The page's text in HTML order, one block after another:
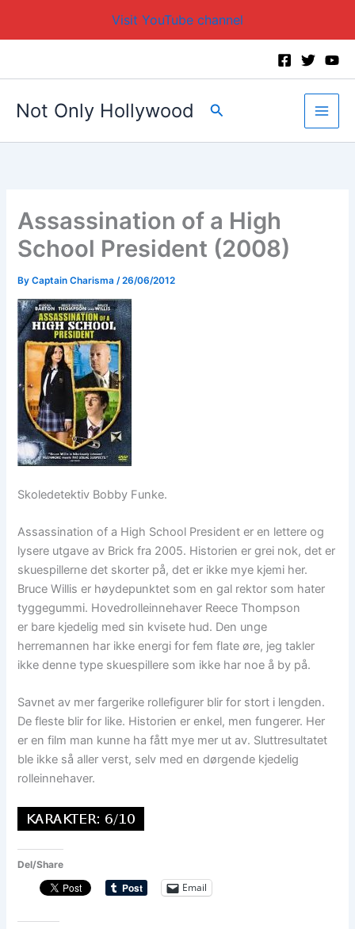
Visit YouTube channel
Not Only Hollywood Search
Assassination of a High
School President (2008)
ByCaptain Charisma /26/06/2012
Skoledetektiv Bobby Funke.
Assassination of a High School President er en lettere og
lysere utgave av Brick fra 2005. Historien er grei nok, det er
skuespillerne det skorter på, det er ikke mye kjemi her.
Bruce Willis er høydepunktet som en gal rektor som hater
tyggegummi. Hovedrolleinnehaver Reece Thompson
er bare kjedelig med sin kvisete hud. Den unge
herremannen har ikke energi for fem flate øre, jeg takler
ikke denne type skuespillere som ikke har noe å by på.
Savnet av mer fargerike rollefigurer blir for stort i lengden.
De fleste blir for like. Historien er enkel, men fungerer. Her
er en film man kunne ha fått mye mer ut av. Sluttresultatet
ble ikke så aller verst, selv med en dørgende kjedelig
rolleinnehaver.
Del/Share
Email